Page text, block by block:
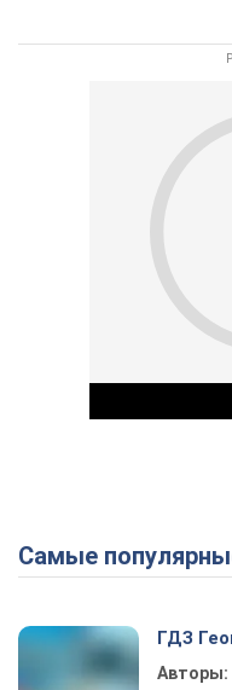
Самые
ГДЗ
Авторы: